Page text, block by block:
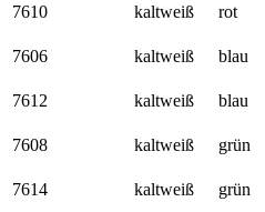
7610
kaltweiß rot
7606
kaltweiß blau
7612
kaltweiß blau
7608
kaltweiß grün
7614
kaltweiß grün